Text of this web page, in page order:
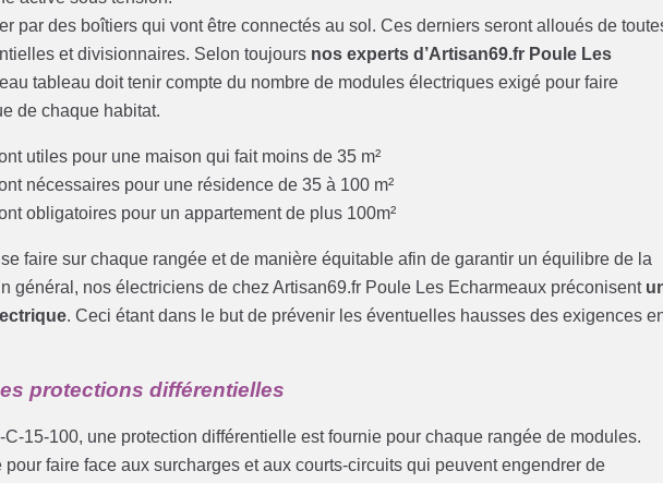
par des boîtiers qui vont être connectés au sol. Ces derniers seront alloués de
et divisionnaires. Selon toujours nos experts d’Artisan69.fr Poule Les
tableau doit tenir compte du nombre de modules électriques exigé pour faire
de chaque habitat.
utiles pour une maison qui fait moins de 35 m²
nécessaires pour une résidence de 35 à 100 m²
obligatoires pour un appartement de plus 100m²
faire sur chaque rangée et de manière équitable afin de garantir un équilibre de la
général, nos électriciens de chez Artisan69.fr Poule Les Echarmeaux préconisent
. Ceci étant dans le but de prévenir les éventuelles hausses des exigences
protections différentielles
15-100, une protection différentielle est fournie pour chaque rangée de modules.
faire face aux surcharges et aux courts-circuits qui peuvent engendrer de